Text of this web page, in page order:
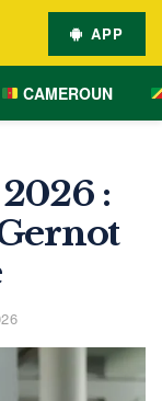
APP
CAMEROUN
: